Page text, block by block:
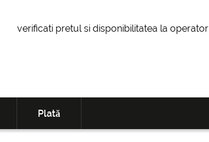
verificati pretul si disponibilitatea la operator
Plată